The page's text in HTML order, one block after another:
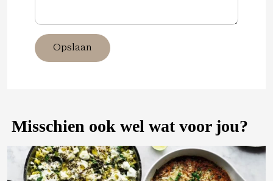
Opslaan
Misschien ook wel wat voor jou?